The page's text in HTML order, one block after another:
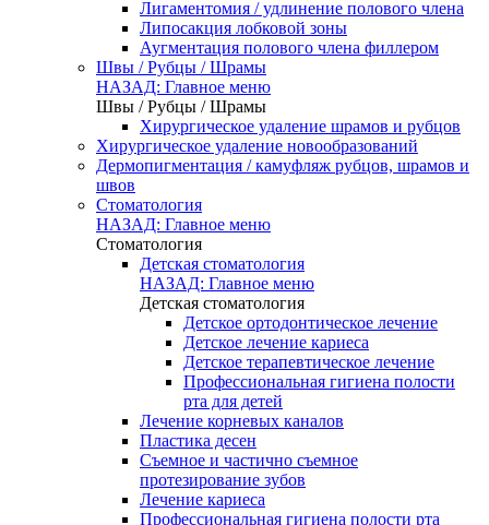
Лигаментомия / удлинение полового члена
Липосакция лобковой зоны
Аугментация полового члена филлером
Швы / Рубцы / Шрамы
НАЗАД: Главное меню
Швы / Рубцы / Шрамы
Хирургическое удаление шрамов и рубцов
Хирургическое удаление новообразований
Дермопигментация / камуфляж рубцов, шрамов и
швов
Стоматология
НАЗАД: Главное меню
Стоматология
Детская стоматология
НАЗАД: Главное меню
Детская стоматология
Детское ортодонтическое лечение
Детское лечение кариеса
Детское терапевтическое лечение
Профессиональная гигиена полости
рта для детей
Лечение корневых каналов
Пластика десен
Съемное и частично съемное
протезирование зубов
Лечение кариеса
Профессиональная гигиена полости рта